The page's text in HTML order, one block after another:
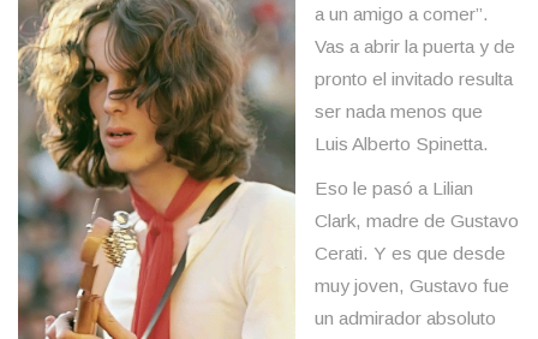
a un amigo a comer”.
Vas a abrir la puerta y de
pronto el invitado resulta
ser nada menos que
Luis Alberto Spinetta.
Eso le pasó a Lilian
Clark, madre de Gustavo
Cerati. Y es que desde
muy joven, Gustavo fue
un admirador absoluto